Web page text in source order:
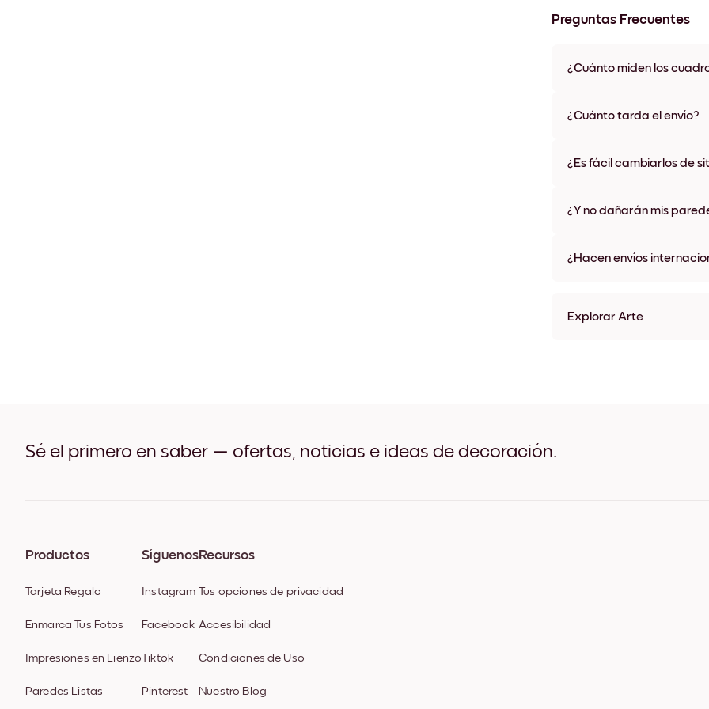
Preguntas Frecuentes
¿Cuánto miden los
materiales y colores de
¿Cuánto tarda el envío?
algunos países. Te
¿Es fácil cambiarlos de
¿Y no dañarán mis
¿Hacen envíos
Explorar Arte
Sé el primero en saber — ofertas, noticias e ideas de decoración.
Productos
Tarjeta Regalo
Enmarca Tus Fotos
Impresiones en Lienzo
Paredes Listas
Síguenos
Instagram
Facebook
Tiktok
Pinterest
Recursos
Tus opciones de privacidad
Accesibilidad
Condiciones de Uso
Nuestro Blog